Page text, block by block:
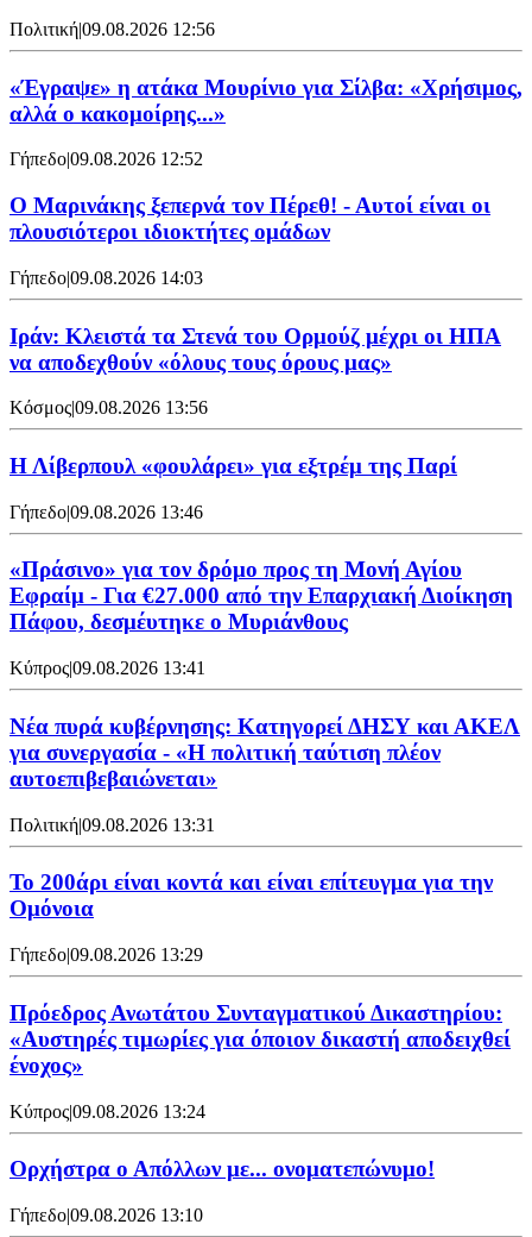
Πολιτική|09.08.2026 12:56
«Έγραψε» η ατάκα Μουρίνιο για Σίλβα: «Χρήσιμος,
αλλά ο κακομοίρης...»
Γήπεδο|09.08.2026 12:52
Ο Μαρινάκης ξεπερνά τον Πέρεθ! - Αυτοί είναι οι
πλουσιότεροι ιδιοκτήτες ομάδων
Γήπεδο|09.08.2026 14:03
Ιράν: Κλειστά τα Στενά του Ορμούζ μέχρι οι ΗΠΑ
να αποδεχθούν «όλους τους όρους μας»
Κόσμος|09.08.2026 13:56
Η Λίβερπουλ «φουλάρει» για εξτρέμ της Παρί
Γήπεδο|09.08.2026 13:46
«Πράσινο» για τον δρόμο προς τη Μονή Αγίου
Εφραίμ - Για €27.000 από την Επαρχιακή Διοίκηση
Πάφου, δεσμέυτηκε ο Μυριάνθους
Κύπρος|09.08.2026 13:41
Νέα πυρά κυβέρνησης: Κατηγορεί ΔΗΣΥ και ΑΚΕΛ
για συνεργασία - «Η πολιτική ταύτιση πλέον
αυτοεπιβεβαιώνεται»
Πολιτική|09.08.2026 13:31
Το 200άρι είναι κοντά και είναι επίτευγμα για την
Ομόνοια
Γήπεδο|09.08.2026 13:29
Πρόεδρος Ανωτάτου Συνταγματικού Δικαστηρίου:
«Αυστηρές τιμωρίες για όποιον δικαστή αποδειχθεί
ένοχος»
Κύπρος|09.08.2026 13:24
Ορχήστρα o Aπόλλων με... ονοματεπώνυμο!
Γήπεδο|09.08.2026 13:10